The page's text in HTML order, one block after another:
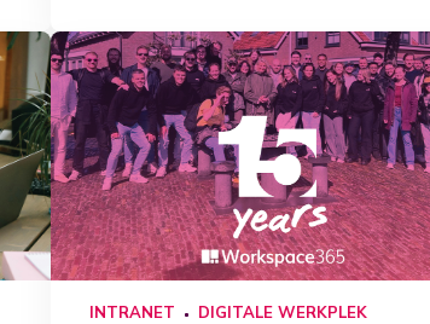
INTRANET DIGITALE WERKPLEK